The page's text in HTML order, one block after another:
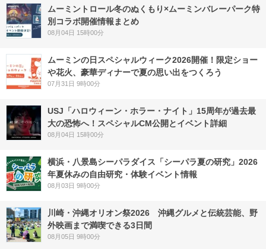
ムーミントロール冬のぬくもり×ムーミンバレーパーク特
別コラボ開催情報まとめ
08月04日 15時00分
ムーミンの日スペシャルウィーク2026開催！限定ショー
や花火、豪華ディナーで夏の思い出をつくろう
07月31日 9時00分
USJ「ハロウィーン・ホラー・ナイト」15周年が過去最
大の恐怖へ！スペシャルCM公開とイベント詳細
08月04日 15時00分
横浜・八景島シーパラダイス「シーパラ夏の研究」2026
年夏休みの自由研究・体験イベント情報
08月03日 9時00分
川崎・沖縄オリオン祭2026 沖縄グルメと伝統芸能、野
外映画まで満喫できる3日間
08月05日 9時00分